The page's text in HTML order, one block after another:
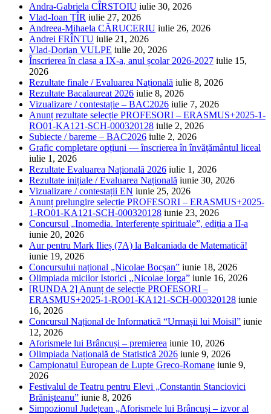
Andra-Gabriela CÎRSTOIU iulie 30, 2026
Vlad-Ioan ȚÎR iulie 27, 2026
Andreea-Mihaela CĂRUCERIU iulie 26, 2026
Andrei FRÎNTU iulie 21, 2026
Vlad-Dorian VULPE iulie 20, 2026
Înscrierea în clasa a IX-a, anul școlar 2026-2027 iulie 15,
2026
Rezultate finale / Evaluarea Națională iulie 8, 2026
Rezultate Bacalaureat 2026 iulie 8, 2026
Vizualizare / contestație – BAC2026 iulie 7, 2026
Anunț rezultate selecție PROFESORI – ERASMUS+2025-1-
RO01-KA121-SCH-000320128 iulie 2, 2026
Subiecte / bareme – BAC2026 iulie 2, 2026
Grafic completare opțiuni — înscrierea în învățământul liceal
iulie 1, 2026
Rezultate Evaluarea Națională 2026 iulie 1, 2026
Rezultate inițiale / Evaluarea Națională iunie 30, 2026
Vizualizare / contestații EN iunie 25, 2026
Anunț prelungire selecție PROFESORI – ERASMUS+2025-
1-RO01-KA121-SCH-000320128 iunie 23, 2026
Concursul „Inomedia. Interferențe spirituale”, ediția a II-a
iunie 20, 2026
Aur pentru Mark Ilieș (7A) la Balcaniada de Matematică!
iunie 19, 2026
Concursului național „Nicolae Bocșan” iunie 18, 2026
Olimpiada micilor Istorici ,,Nicolae Iorga” iunie 16, 2026
[RUNDA 2] Anunț de selecție PROFESORI –
ERASMUS+2025-1-RO01-KA121-SCH-000320128 iunie
16, 2026
Concursul Național de Informatică “Urmașii lui Moisil” iunie
12, 2026
Aforismele lui Brâncuși – premierea iunie 10, 2026
Olimpiada Națională de Statistică 2026 iunie 9, 2026
Campionatul European de Lupte Greco-Romane iunie 9,
2026
Festivalul de Teatru pentru Elevi „Constantin Stanciovici
Brănișteanu” iunie 8, 2026
Simpozionul Județean „Aforismele lui Brâncuși – izvor al